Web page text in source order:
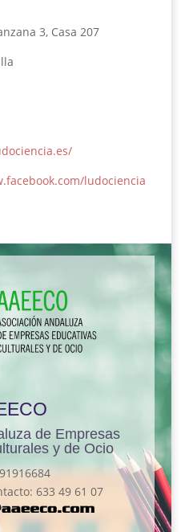
3, Casa 207
ludociencia
de Empresas
y de Ocio
633 49 61 07